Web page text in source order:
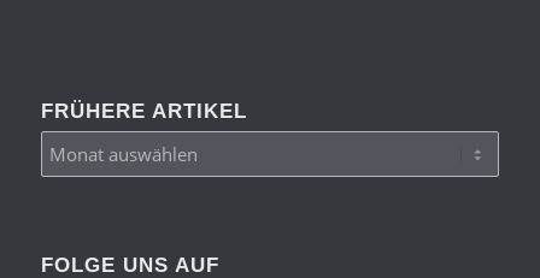
FRÜHERE ARTIKEL
FOLGE UNS AUF